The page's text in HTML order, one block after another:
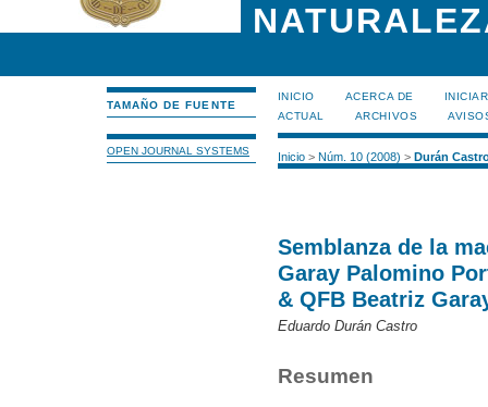
TAMAÑO DE FUENTE
OPEN JOURNAL SYSTEMS
INICIO ACERCA DE
ACTUAL
ARCHIVOS
Inicio> Núm. 10 (2008) > Durán
Semblanza de la
Garay Palomino
& QFB Beatriz
Eduardo Durán Castro
Resumen